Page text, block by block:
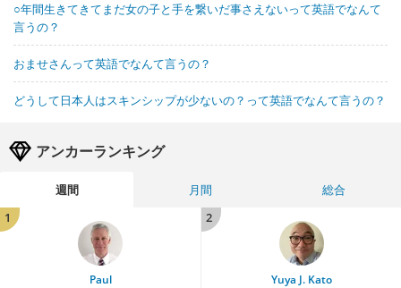
○年間生きてきてまだ女の子と手を繋いだ事さえないって英語でなんて
言うの？
おませさんって英語でなんて言うの？
どうして日本人はスキンシップが少ないの？って英語でなんて言うの？
アンカーランキング
週間 月間
総合
1
Paul
2
Yuya J. Kato